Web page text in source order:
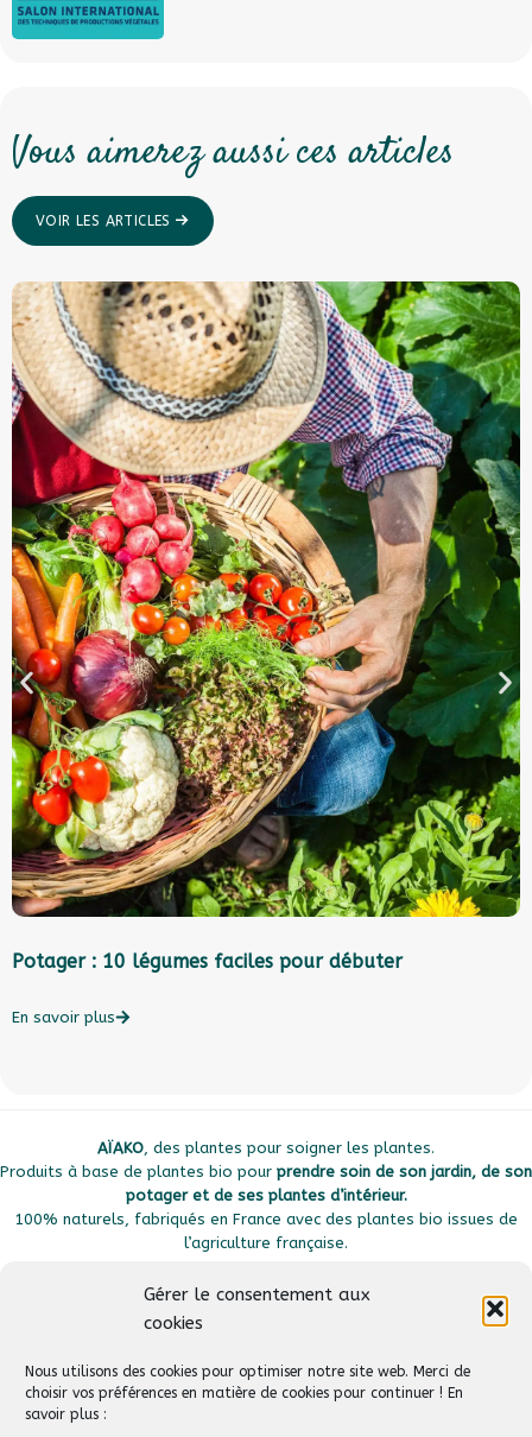
Gérer le consentement aux
cookies
Nous utilisons des cookies pour optimiser notre site web. Merci de
choisir vos préférences en matière de cookies pour continuer ! En
savoir plus :
Vous aimerez aussi ces articles
VOIR LES ARTICLES
Potager : 10 légumes faciles pour débuter
En savoir plus
AÏAKO, des plantes pour soigner les plantes.
Produits à base de plantes bio pour prendre soin de son jardin, de son
potager et de ses plantes d’intérieur.
100% naturels, fabriqués en France avec des plantes bio issues de
l’agriculture française.
Liens utiles
Suivez-nous